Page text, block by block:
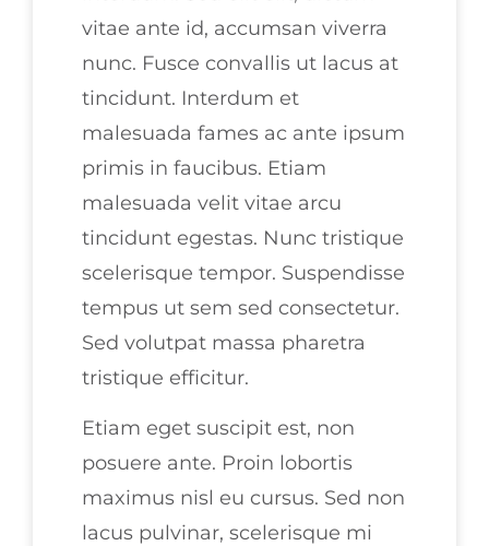
vitae ante id, accumsan viverra
nunc. Fusce convallis ut lacus at
tincidunt. Interdum et
malesuada fames ac ante ipsum
primis in faucibus. Etiam
malesuada velit vitae arcu
tincidunt egestas. Nunc tristique
scelerisque tempor. Suspendisse
tempus ut sem sed consectetur.
Sed volutpat massa pharetra
tristique efficitur.
Etiam eget suscipit est, non
posuere ante. Proin lobortis
maximus nisl eu cursus. Sed non
lacus pulvinar, scelerisque mi